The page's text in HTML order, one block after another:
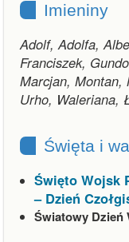
Imieniny
Adolf, Adolfa,
Franciszek,
Marcjan, Montan,
Urho, Waleriana,
Święta i
Święto Wojsk
– Dzień
Światowy Dzień